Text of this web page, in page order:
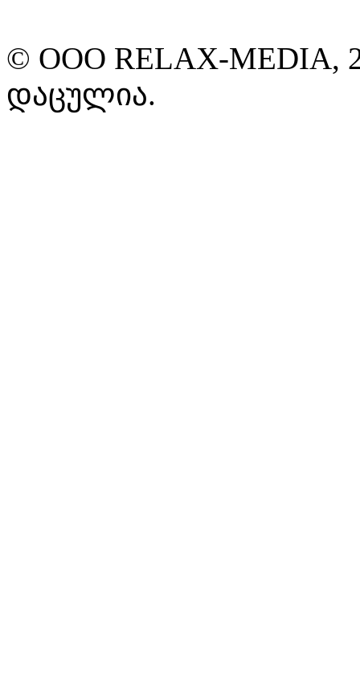
© ООО RELAX-MEDIA,
დაცულია.